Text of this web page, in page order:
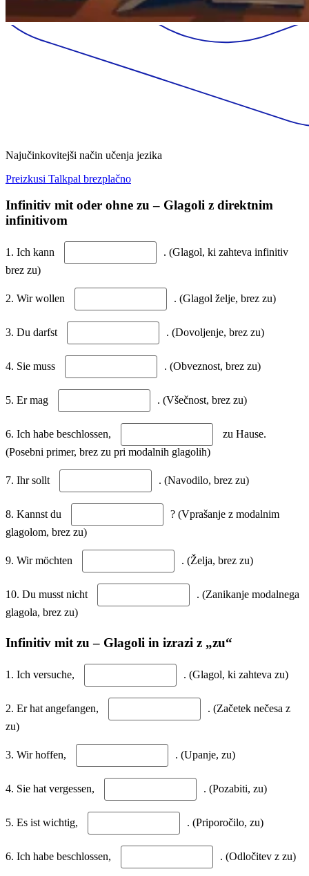
Najučinkovitejši način učenja jezika
Preizkusi Talkpal brezplačno
Infinitiv mit oder ohne zu – Glagoli z direktnim
infinitivom
1. Ich kann
. (Glagol, ki zahteva infinitiv
brez zu)
2. Wir wollen . (Glagol želje, brez zu)
3. Du darfst . (Dovoljenje, brez zu)
4. Sie muss . (Obveznost, brez zu)
5. Er mag . (Všečnost, brez zu)
6. Ich habe beschlossen,
zu Hause.
(Posebni primer, brez zu pri modalnih glagolih)
7. Ihr sollt . (Navodilo, brez zu)
8. Kannst du
? (Vprašanje z modalnim
glagolom, brez zu)
9. Wir möchten . (Želja, brez zu)
10. Du musst nicht
. (Zanikanje modalnega
glagola, brez zu)
Infinitiv mit zu – Glagoli in izrazi z „zu“
1. Ich versuche, . (Glagol, ki zahteva zu)
2. Er hat angefangen,
. (Začetek nečesa z
zu)
3. Wir hoffen, . (Upanje, zu)
4. Sie hat vergessen, . (Pozabiti, zu)
5. Es ist wichtig, . (Priporočilo, zu)
6. Ich habe beschlossen, . (Odločitev z zu)